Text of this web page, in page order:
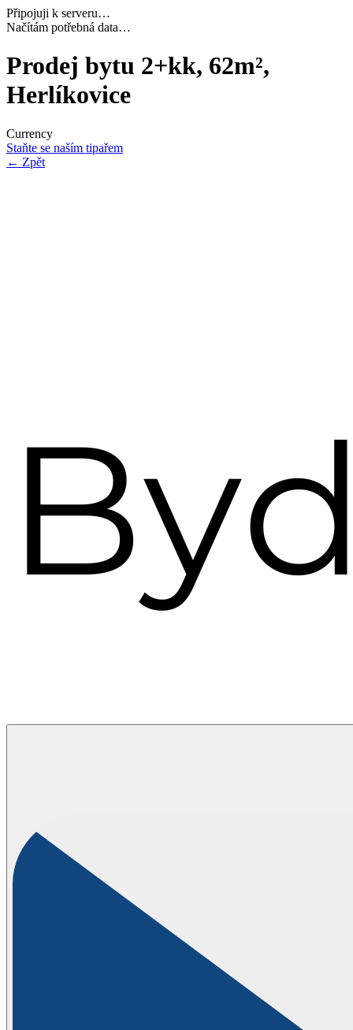
Připojuji k serveru…
Dokončuji inicializaci…
Prodej bytu 2+kk, 62m²,
Herlíkovice
Currency
Staňte se naším tipařem
← Zpět